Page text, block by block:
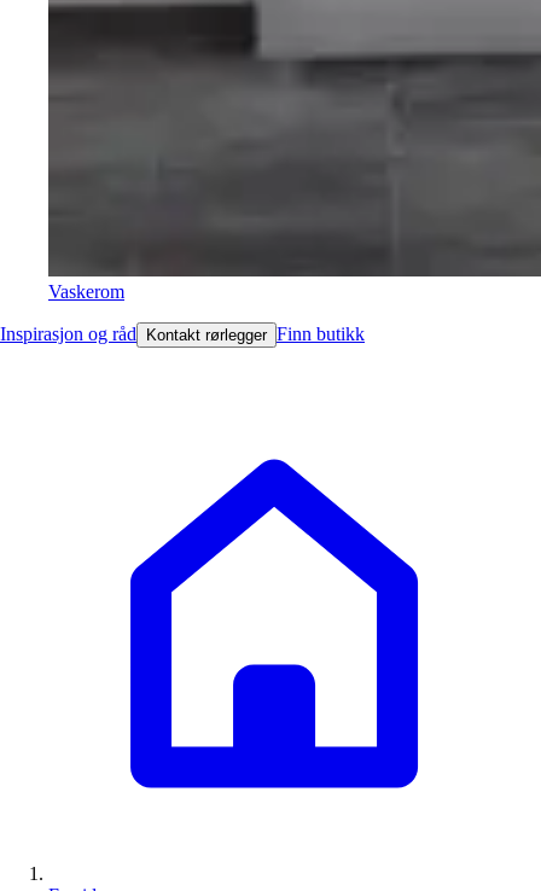
Vaskerom
Inspirasjon og råd Kontakt rørlegger Finn butikk